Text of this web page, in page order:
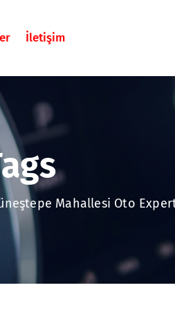
İletişim
Mahallesi Oto